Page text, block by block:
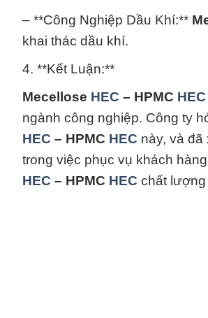
– **Công Nghiệp Dầu Khí:**
khai thác dầu khí.
4. **Kết Luận:**
Mecellose HEC – HPMC HEC
ngành công nghiệp. Công ty
HEC – HPMC HEC này, và
trong việc phục vụ khách
HEC – HPMC HEC chất lượng